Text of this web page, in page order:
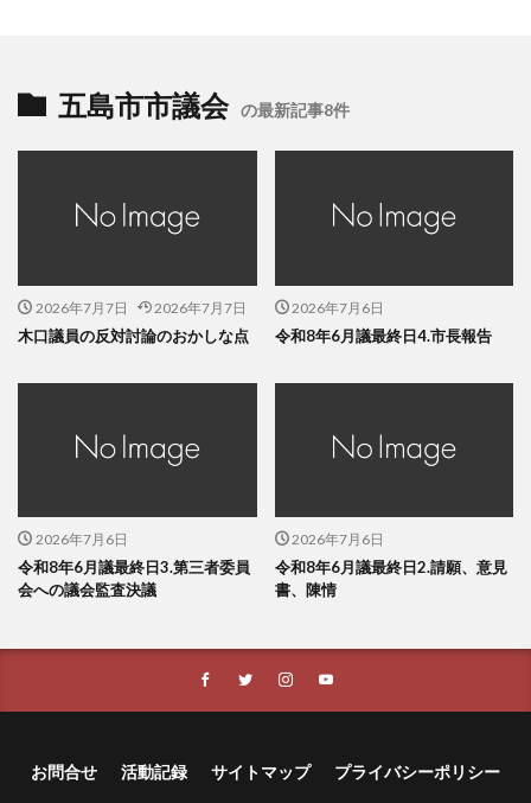
五島市市議会 の最新記事8件
2026年7月7日 2026年7月7日
木口議員の反対討論のおかしな点
2026年7月6日
令和8年6月議最終日4.市長報告
2026年7月6日
令和8年6月議最終日3.第三者委員
会への議会監査決議
2026年7月6日
令和8年6月議最終日2.請願、意見
書、陳情
お問合せ 活動記録 サイトマップ プライバシーポリシー